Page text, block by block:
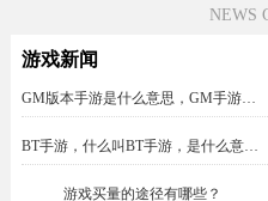
NEWS
游戏新闻
GM版本手游是什么意思，GM手游有什么好处？
BT手游，什么叫BT手游，是什么意思?
游戏买量的途径有哪些？